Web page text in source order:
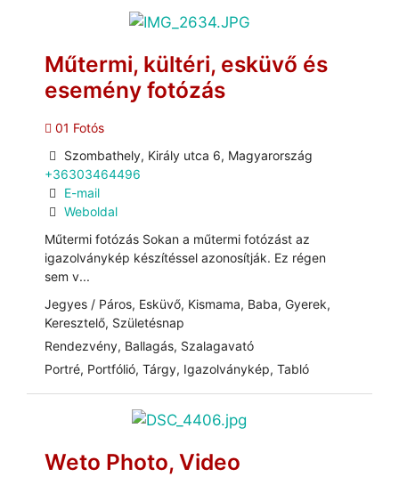
Műtermi, kültéri, esküvő és
esemény fotózás
01 Fotós
Szombathely, Király utca 6, Magyarország
+36303464496
E-mail
Weboldal
Műtermi fotózás Sokan a műtermi fotózást az
igazolványkép készítéssel azonosítják. Ez régen
sem v...
Jegyes / Páros, Esküvő, Kismama, Baba, Gyerek,
Keresztelő, Születésnap
Rendezvény, Ballagás, Szalagavató
Portré, Portfólió, Tárgy, Igazolványkép, Tabló
Weto Photo, Video